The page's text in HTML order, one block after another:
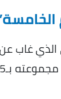
الذي غاب